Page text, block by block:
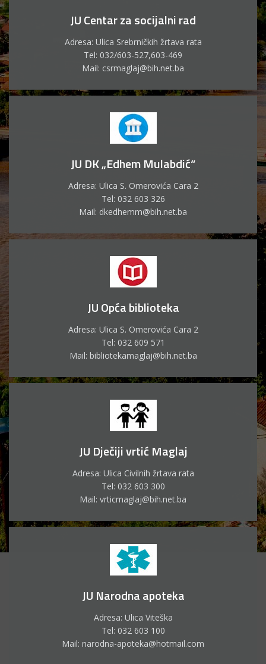
JU Centar za socijalni rad
Adresa: Ulica Srebrničkih žrtava rata
Tel: 032/603-527,603-469
Mail: csrmaglaj@bih.net.ba
JU DK „Edhem Mulabdić“
Adresa: Ulica S. Omerovića Cara 2
Tel: 032 603 326
Mail: dkedhemm@bih.net.ba
JU Opća biblioteka
Adresa: Ulica S. Omerovića Cara 2
Tel: 032 609 571
Mail: bibliotekamaglaj@bih.net.ba
JU Dječiji vrtić Maglaj
Adresa: Ulica Civilnih žrtava rata
Tel: 032 603 300
Mail: vrticmaglaj@bih.net.ba
JU Narodna apoteka
Adresa: Ulica Viteška
Tel: 032 603 100
Mail: narodna-apoteka@hotmail.com